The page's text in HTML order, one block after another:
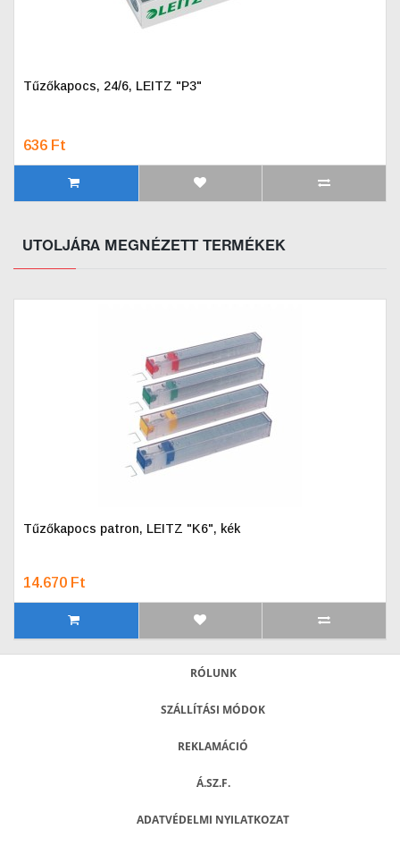
Tűzőkapocs, 24/6, LEITZ "P3"
636 Ft
UTOLJÁRA MEGNÉZETT TERMÉKEK
Tűzőkapocs patron, LEITZ "K6", kék
14.670 Ft
RÓLUNK
SZÁLLÍTÁSI MÓDOK
REKLAMÁCIÓ
Á.SZ.F.
ADATVÉDELMI NYILATKOZAT